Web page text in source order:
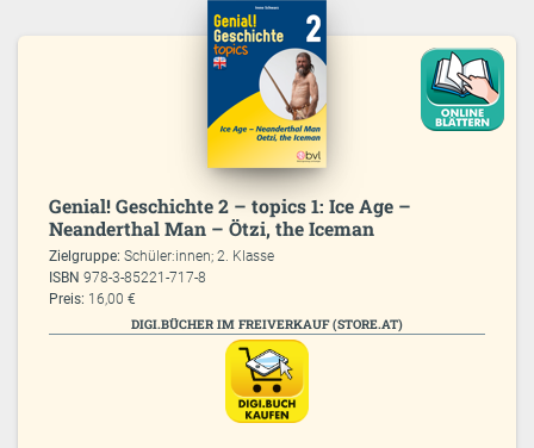
Genial! Geschichte 2 – topics 1: Ice Age –
Neanderthal Man – Ötzi, the Iceman
Zielgruppe:Schüler:innen; 2. Klasse
ISBN978-3-85221-717-8
Preis: 16,00 €
DIGI.BÜCHER IM FREIVERKAUF (STORE.AT)